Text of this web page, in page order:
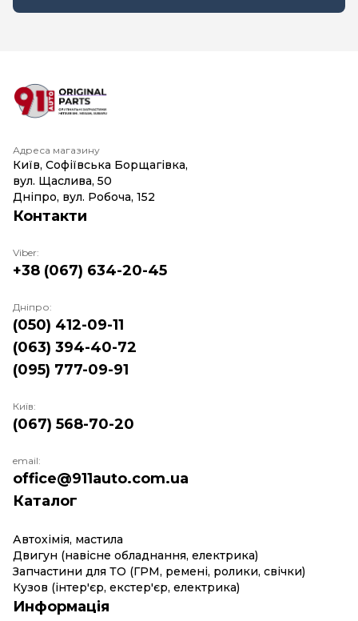
Адреса магазину
Київ, Софіївська Борщагівка,
вул. Щаслива, 50
Дніпро, вул. Робоча, 152
Каталог
Автохімія, мастила
Двигун (навісне обладнання, електрика)
Запчастини для ТО (ГРМ, ремені, ролики, свічки)
Кузов (інтер'єр, екстер'єр, електрика)
Информація
Контакти
Viber:
+38 (067) 634-20-45
Дніпро:
(050) 412-09-11
(063) 394-40-72
(095) 777-09-91
Київ:
(067) 568-70-20
email:
office@911auto.com.ua